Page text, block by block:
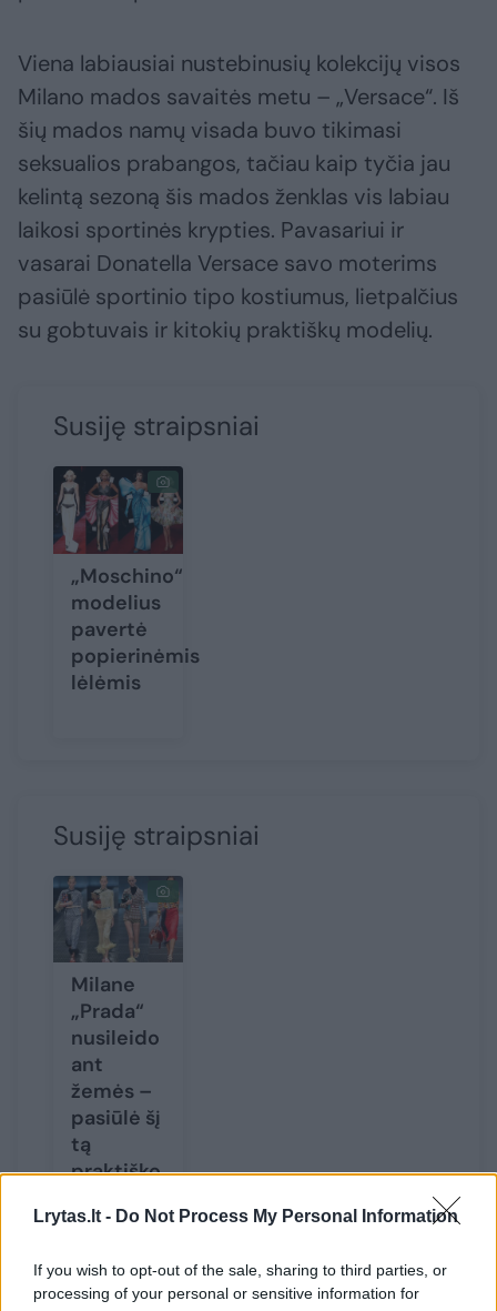
Lrytas.lt - Do Not Process My Personal Information
If you wish to opt-out of the sale, sharing to third parties, or
processing of your personal or sensitive information for
Viena labiausiai nustebinusių kolekcijų visos
Milano mados savaitės metu – „Versace“. Iš
šių mados namų visada buvo tikimasi
seksualios prabangos, tačiau kaip tyčia jau
kelintą sezoną šis mados ženklas vis labiau
laikosi sportinės krypties. Pavasariui ir
vasarai Donatella Versace savo moterims
pasiūlė sportinio tipo kostiumus, lietpalčius
su gobtuvais ir kitokių praktiškų modelių.
Susiję straipsniai
„Moschino“
modelius
pavertė
popierinėmis
lėlėmis
Susiję straipsniai
Milane
„Prada“
nusileido
ant
žemės –
pasiūlė šį
tą
praktiško